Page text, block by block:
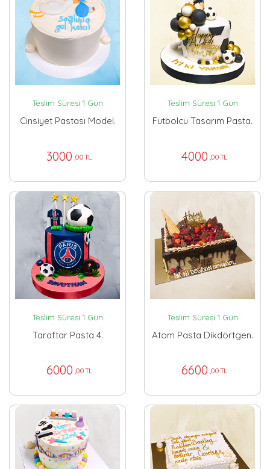
Teslim Süresi 1 Gün
Cinsiyet Pastası Model.
3000 ,00 TL
Teslim Süresi 1 Gün
Futbolcu Tasarım Pasta.
4000 ,00 TL
Teslim Süresi 1 Gün
Taraftar Pasta 4.
6000 ,00 TL
Teslim Süresi 1 Gün
Atom Pasta Dikdörtgen.
6600 ,00 TL